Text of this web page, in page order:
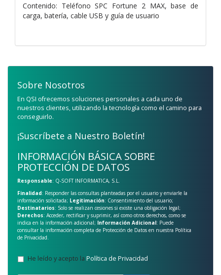
Contenido: Teléfono SPC Fortune 2 MAX, base de
carga, batería, cable USB y guía de usuario
Sobre Nosotros
En QSI ofrecemos soluciones personales a cada uno de
nuestros clientes, utilizando la tecnología como el camino para
conseguirlo.
¡Suscríbete a Nuestro Boletín!
INFORMACIÓN BÁSICA SOBRE
PROTECCIÓN DE DATOS
Responsable: Q-SOFT INFORMATICA, S.L.
Finalidad: Responder las consultas planteadas por el usuario y enviarle la
información solicitada; Legitimación: Consentimiento del usuario;
Destinatarios: Solo se realizan cesiones si existe una obligación legal;
Derechos: Acceder, rectificar y suprimir, así como otros derechos, como se
indica en la información adicional; Información Adicional: Puede
consultar la información completa de Protección de Datos en nuestra Política
de Privacidad
He leído y acepto la Política de Privacidad.